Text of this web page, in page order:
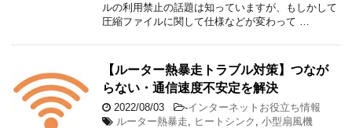
ルの利用禁止の話題は知っていますが、もしかして
圧縮ファイルに関して仕様などが変わって …
【ルーター熱暴走トラブル対策】つなが
らない・通信速度不安定を解決
2022/08/03 -インターネットお役立ち情報
ルーター熱暴走
ヒートシンク
小型扇風機